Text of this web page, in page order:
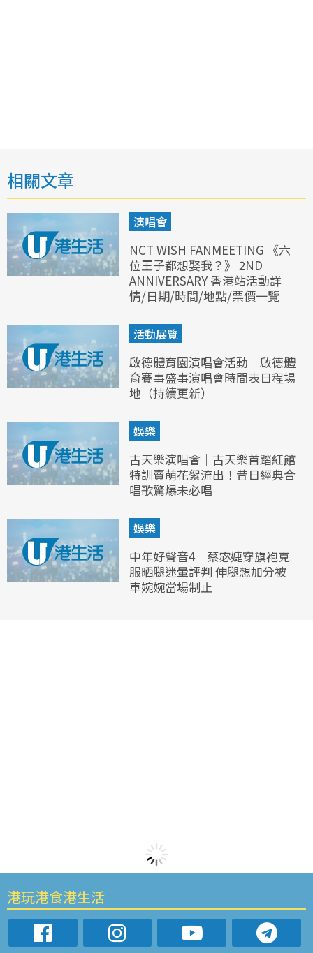
相關文章
演唱會
NCT WISH FANMEETING 《六
位王子都想娶我？》 2ND
ANNIVERSARY 香港站活動詳
情/日期/時間/地點/票價一覽
活動展覽
啟德體育園演唱會活動｜啟德體
育賽事盛事演唱會時間表日程場
地（持續更新）
娛樂
古天樂演唱會｜古天樂首踏紅館
特訓賣萌花絮流出！昔日經典合
唱歌驚爆未必唱
娛樂
中年好聲音4｜蔡宓婕穿旗袍克
服晒腿迷暈評判 伸腿想加分被
車婉婉當場制止
港玩港食港生活